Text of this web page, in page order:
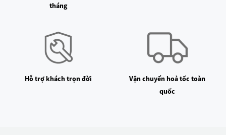
tháng
Hỗ trợ khách trọn đời
Vận chuyển hoả tốc toàn
quốc